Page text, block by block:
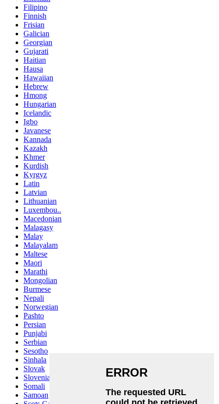
Filipino
Finnish
Frisian
Galician
Georgian
Gujarati
Haitian
Hausa
Hawaiian
Hebrew
Hmong
Hungarian
Icelandic
Igbo
Javanese
Kannada
Kazakh
Khmer
Kurdish
Kyrgyz
Latin
Latvian
Lithuanian
Luxembou..
Macedonian
Malagasy
Malay
Malayalam
Maltese
Maori
Marathi
Mongolian
Burmese
Nepali
Norwegian
Pashto
Persian
Punjabi
Serbian
Sesotho
Sinhala
Slovak
Slovenian
Somali
Samoan